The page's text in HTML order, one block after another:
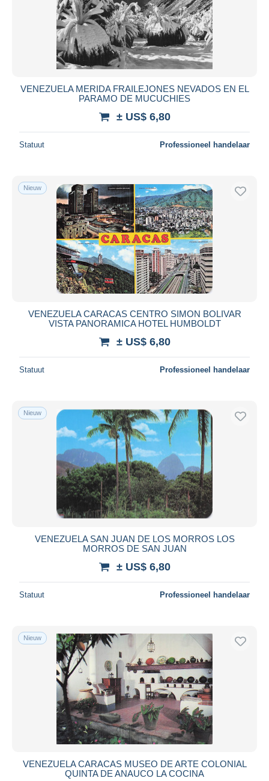
VENEZUELA MERIDA FRAILEJONES NEVADOS EN EL
PARAMO DE MUCUCHIES
± US$ 6,80
Statuut Professioneel handelaar
Nieuw
VENEZUELA CARACAS CENTRO SIMON BOLIVAR
VISTA PANORAMICA HOTEL HUMBOLDT
± US$ 6,80
Statuut Professioneel handelaar
Nieuw
VENEZUELA SAN JUAN DE LOS MORROS LOS
MORROS DE SAN JUAN
± US$ 6,80
Statuut Professioneel handelaar
Nieuw
VENEZUELA CARACAS MUSEO DE ARTE COLONIAL
QUINTA DE ANAUCO LA COCINA